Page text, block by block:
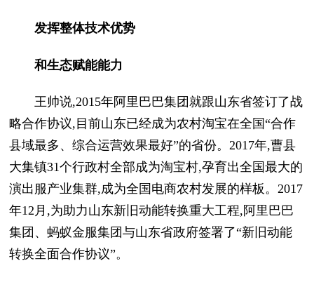
发挥整体技术优势
和生态赋能能力
王帅说,2015年阿里巴巴集团就跟山东省签订了战
略合作协议,目前山东已经成为农村淘宝在全国“合作
县域最多、综合运营效果最好”的省份。2017年,曹县
大集镇31个行政村全部成为淘宝村,孕育出全国最大的
演出服产业集群,成为全国电商农村发展的样板。2017
年12月,为助力山东新旧动能转换重大工程,阿里巴巴
集团、蚂蚁金服集团与山东省政府签署了“新旧动能
转换全面合作协议”。